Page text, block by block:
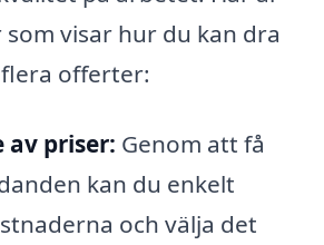
visar hur du kan dra
offerter:
av priser: Genom att få
kan du enkelt
och välja det